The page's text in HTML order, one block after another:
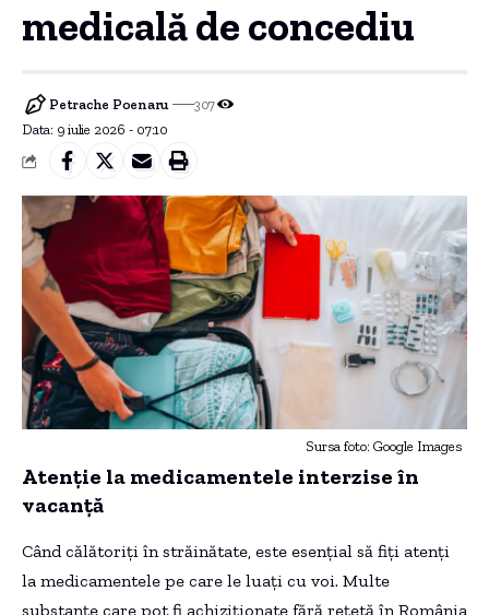
medicală de concediu
Data: 9 iulie 2026 - 07:10
Petrache Poenaru 307
Sursa foto: Google Images
Atenție la medicamentele interzise în
vacanță
Când călătoriți în străinătate, este esențial să fiți atenți
la medicamentele pe care le luați cu voi. Multe
substanțe care pot fi achiziționate fără rețetă în România